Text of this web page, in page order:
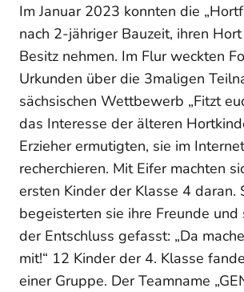
Im Januar 2023 konnten die
nach 2-jähriger Bauzeit, ihren
Besitz nehmen. Im Flur weckten
Urkunden über die 3maligen
sächsischen Wettbewerb „Fitzt
das Interesse der älteren
Erzieher ermutigten, sie im
recherchieren. Mit Eifer machten
ersten Kinder der Klasse 4 daran.
begeisterten sie ihre Freunde und
der Entschluss gefasst: „Da
mit!“ 12 Kinder der 4. Klasse
einer Gruppe. Der Teamname